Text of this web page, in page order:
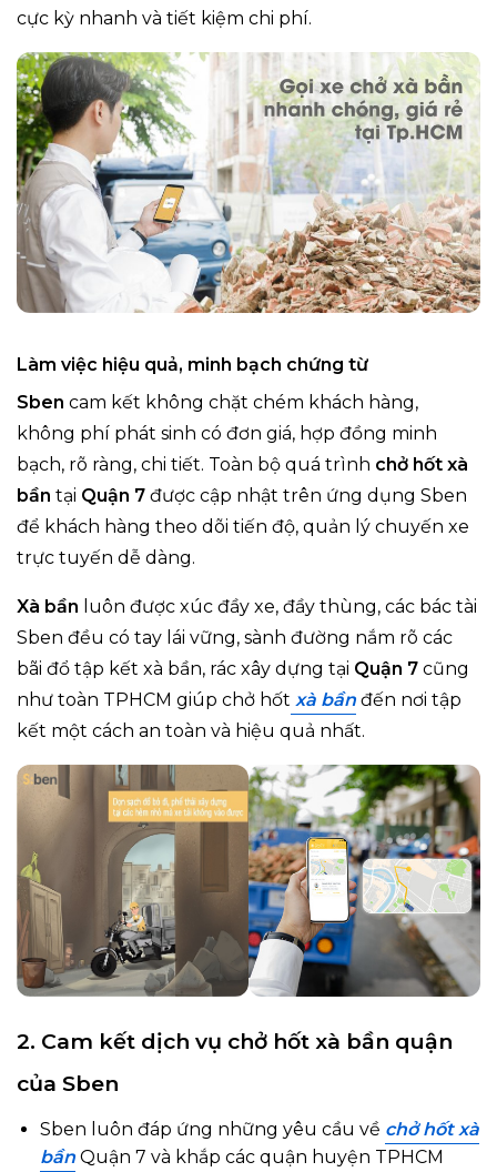
cực kỳ nhanh và tiết kiệm chi phí.
Làm việc hiệu quả, minh bạch chứng từ
Sben cam kết không chặt chém khách hàng,
không phí phát sinh có đơn giá, hợp đồng minh
bạch, rõ ràng, chi tiết. Toàn bộ quá trình chở hốt xà
bần tại Quận 7 được cập nhật trên ứng dụng Sben
để khách hàng theo dõi tiến độ, quản lý chuyến xe
trực tuyến dễ dàng.
Xà bần luôn được xúc đầy xe, đầy thùng, các bác tài
Sben đều có tay lái vững, sành đường nắm rõ các
bãi đổ tập kết xà bần, rác xây dựng tại Quận 7 cũng
như toàn TPHCM giúp chở hốt xà bần đến nơi tập
kết một cách an toàn và hiệu quả nhất.
2. Cam kết dịch vụ chở hốt xà bần quận
của Sben
Sben luôn đáp ứng những yêu cầu về chở hốt xà
bầnQuận 7 và khắp các quận huyện TPHCM